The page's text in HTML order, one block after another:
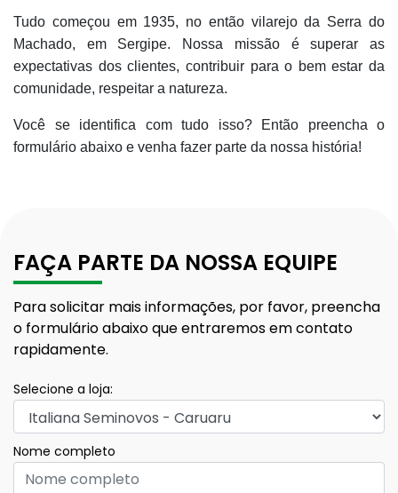
Tudo começou em 1935, no então vilarejo da Serra do
Machado, em Sergipe. Nossa missão é superar as
expectativas dos clientes, contribuir para o bem estar da
comunidade, respeitar a natureza.
Você se identifica com tudo isso? Então preencha o
formulário abaixo e venha fazer parte da nossa história!
FAÇA PARTE DA NOSSA EQUIPE
Para solicitar mais informações, por favor, preencha
o formulário abaixo que entraremos em contato
rapidamente.
Selecione a loja:
Nome completo